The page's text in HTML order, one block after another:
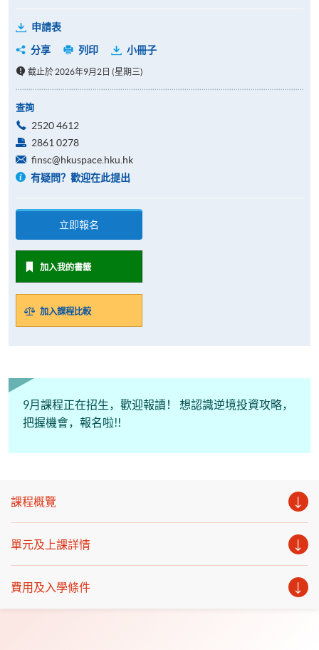
申請表
分享
列印 小冊子
截止於 2026年9月2日 (星期三)
查詢
2520 4612
2861 0278
finsc@hkuspace.hku.hk
有疑問？歡迎在此提出
立即報名
加入我的書籤
加入課程比較
9月課程正在招生，歡迎報讀！ 想認識逆境投資攻略，
把握機會，報名啦!!
課程概覽
單元及上課詳情
費用及入學條件